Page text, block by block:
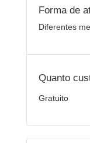
Forma de
Diferentes
Quanto
Gratuito